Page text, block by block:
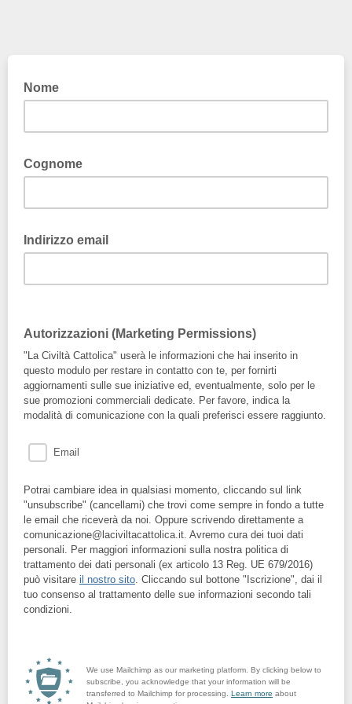
Nome
Cognome
Indirizzo email
Autorizzazioni (Marketing Permissions)
"La Civiltà Cattolica" userà le informazioni che hai inserito in
questo modulo per restare in contatto con te, per fornirti
aggiornamenti sulle sue iniziative ed, eventualmente, solo per le
sue promozioni commerciali dedicate. Per favore, indica la
modalità di comunicazione con la quali preferisci essere raggiunto.
Email
Potrai cambiare idea in qualsiasi momento, cliccando sul link
"unsubscribe" (cancellami) che trovi come sempre in fondo a tutte
le email che riceverà da noi. Oppure scrivendo direttamente a
comunicazione@laciviltacattolica.it. Avremo cura dei tuoi dati
personali. Per maggiori informazioni sulla nostra politica di
trattamento dei dati personali (ex articolo 13 Reg. UE 679/2016)
può visitare il nostro sito. Cliccando sul bottone "Iscrizione", dai il
tuo consenso al trattamento delle sue informazioni secondo tali
condizioni.
We use Mailchimp as our marketing platform. By clicking below to
subscribe, you acknowledge that your information will be
transferred to Mailchimp for processing. Learn more about